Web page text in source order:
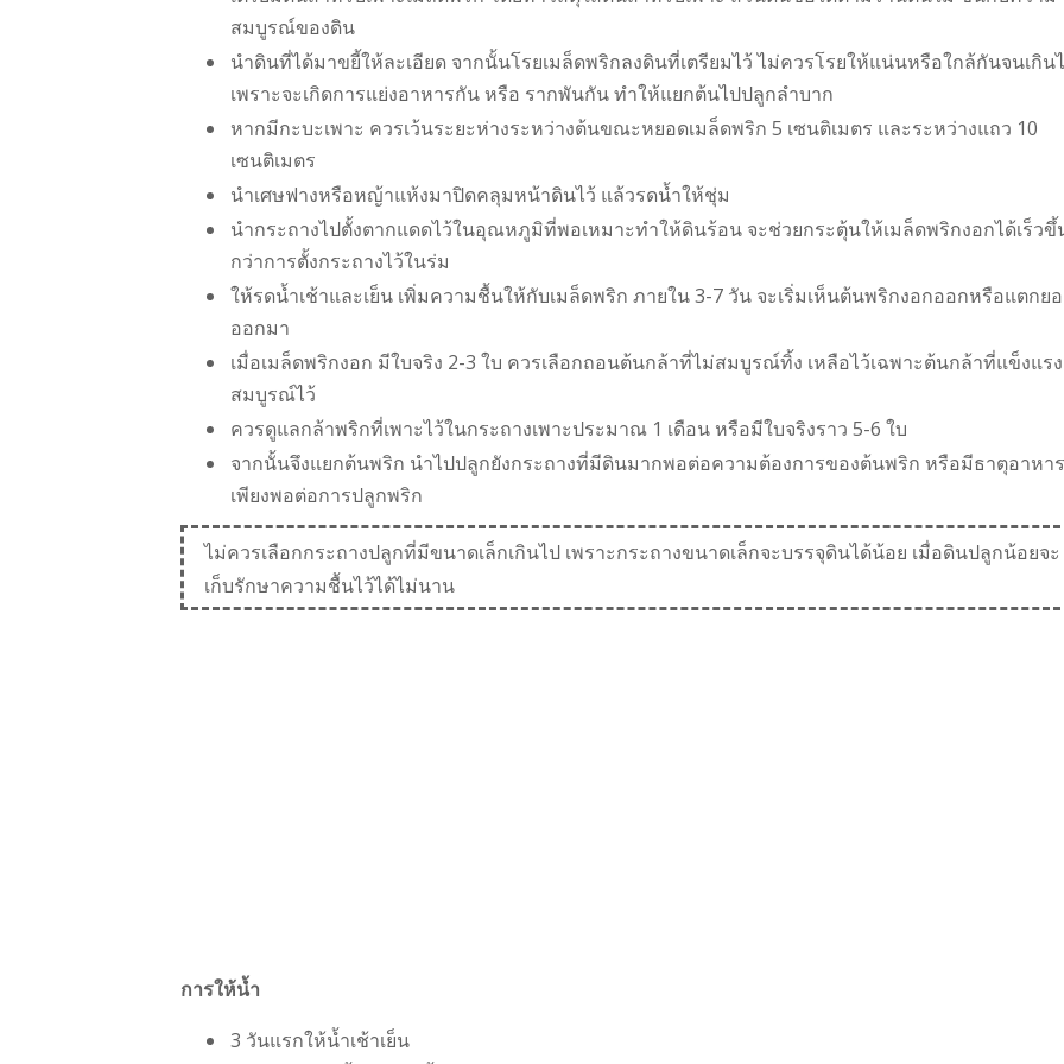
สมบูรณ์ของดิน
นำดินที่ได้มาขยี้ให้ละเอียด จากนั้นโรยเมล็ดพริกลงดินที่เตรียมไว้ ไม่ควรโรยให้แน่นหรือใกล้กันจนเกิน
เพราะจะเกิดการแย่งอาหารกัน หรือ รากพันกัน ทำให้แยกต้นไปปลูกลำบาก
หากมีกะบะเพาะ ควรเว้นระยะห่างระหว่างต้นขณะหยอดเมล็ดพริก 5 เซนติเมตร และระหว่างแถว 10
เซนติเมตร
นำเศษฟางหรือหญ้าแห้งมาปิดคลุมหน้าดินไว้ แล้วรดน้ำให้ชุ่ม
นำกระถางไปตั้งตากแดดไว้ในอุณหภูมิที่พอเหมาะทำให้ดินร้อน จะช่วยกระตุ้นให้เมล็ดพริกงอกได้เร็วขึ้
กว่าการตั้งกระถางไว้ในร่ม
ให้รดน้ำเช้าและเย็น เพิ่มความชื้นให้กับเมล็ดพริก ภายใน 3-7 วัน จะเริ่มเห็นต้นพริกงอกออกหรือแตกย
ออกมา
เมื่อเมล็ดพริกงอก มีใบจริง 2-3 ใบ ควรเลือกถอนต้นกล้าที่ไม่สมบูรณ์ทิ้ง เหลือไว้เฉพาะต้นกล้าที่แข็งแรง
สมบูรณ์ไว้
ควรดูแลกล้าพริกที่เพาะไว้ในกระถางเพาะประมาณ 1 เดือน หรือมีใบจริงราว 5-6 ใบ
จากนั้นจึงแยกต้นพริก นำไปปลูกยังกระถางที่มีดินมากพอต่อความต้องการของต้นพริก หรือมีธาตุอาหาร
เพียงพอต่อการปลูกพริก
ไม่ควรเลือกกระถางปลูกที่มีขนาดเล็กเกินไป เพราะกระถางขนาดเล็กจะบรรจุดินได้น้อย เมื่อดินปลูกน้อยจะ
เก็บรักษาความชื้นไว้ได้ไม่นาน
การให้น้ำ
3 วันแรกให้น้ำเช้าเย็น